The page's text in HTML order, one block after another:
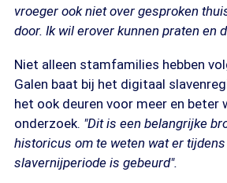
vroeger ook niet over gesproken
door. Ik wil erover kunnen praten en
Niet alleen stamfamilies hebben
Galen baat bij het digitaal
het ook deuren voor meer en beter
onderzoek. "Dit is een belangrijke
historicus om te weten wat er tijdens
slavernijperiode is gebeurd".